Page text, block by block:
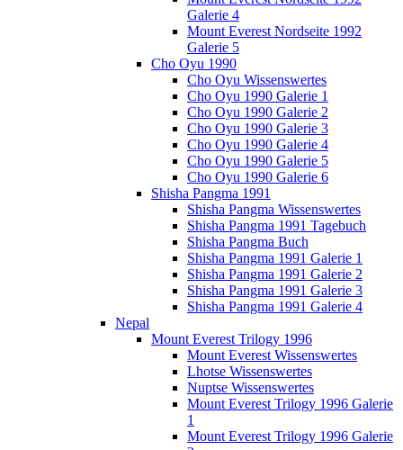
Galerie 4
Mount Everest Nordseite 1992
Galerie 5
Cho Oyu 1990
Cho Oyu Wissenswertes
Cho Oyu 1990 Galerie 1
Cho Oyu 1990 Galerie 2
Cho Oyu 1990 Galerie 3
Cho Oyu 1990 Galerie 4
Cho Oyu 1990 Galerie 5
Cho Oyu 1990 Galerie 6
Shisha Pangma 1991
Shisha Pangma Wissenswertes
Shisha Pangma 1991 Tagebuch
Shisha Pangma Buch
Shisha Pangma 1991 Galerie 1
Shisha Pangma 1991 Galerie 2
Shisha Pangma 1991 Galerie 3
Shisha Pangma 1991 Galerie 4
Nepal
Mount Everest Trilogy 1996
Mount Everest Wissenswertes
Lhotse Wissenswertes
Nuptse Wissenswertes
Mount Everest Trilogy 1996 Galerie
1
Mount Everest Trilogy 1996 Galerie